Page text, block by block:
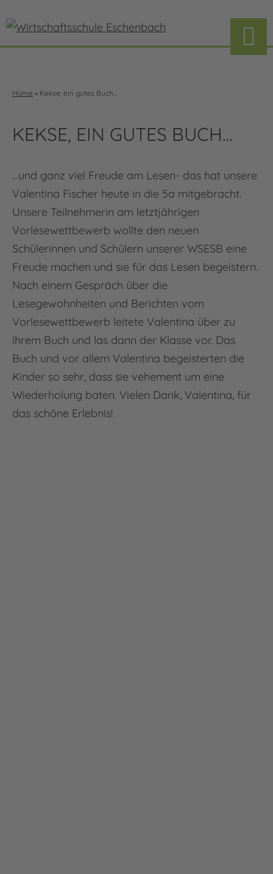
Home » Kekse, ein gutes Buch…
KEKSE, EIN GUTES BUCH…
…und ganz viel Freude am Lesen- das hat unsere
Valentina Fischer heute in die 5a mitgebracht.
Unsere Teilnehmerin am letztjährigen
Vorlesewettbewerb wollte den neuen
Schülerinnen und Schülern unserer WSESB eine
Freude machen und sie für das Lesen begeistern.
Nach einem Gespräch über die
Lesegewohnheiten und Berichten vom
Vorlesewettbewerb leitete Valentina über zu
ihrem Buch und las dann der Klasse vor. Das
Buch und vor allem Valentina begeisterten die
Kinder so sehr, dass sie vehement um eine
Wiederholung baten. Vielen Dank, Valentina, für
das schöne Erlebnis!